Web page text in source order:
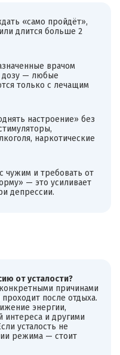
«само пройдёт»,
длится больше 2
врачом
дозу — любые
только с лечащим
настроение» без
наркотические
чужим и требовать от
— это усиливает
депрессии.
от усталости?
причинами
после отдыха.
энергии,
и другими
усталость не
режима — стоит